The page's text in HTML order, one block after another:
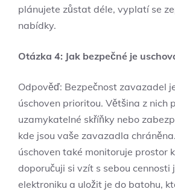
plánujete zůstat déle, vyplatí se
nabídky.
Otázka 4: Jak bezpečné je
Odpověď: Bezpečnost zavazadel
úschoven prioritou. Většina z nich
uzamykatelné skříňky nebo
kde jsou vaše zavazadla
úschoven také monitoruje prostor
doporučuji si vzít s sebou cennosti
elektroniku a uložit je do batohu,